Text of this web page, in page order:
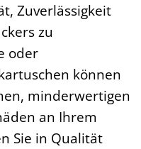
Zuverlässigkeit
zu
oder
können
minderwertigen
an Ihrem
Sie in Qualität